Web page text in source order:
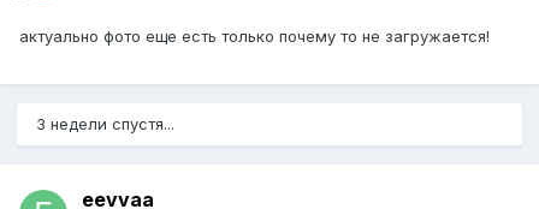
актуально фото еще есть только почему то не загружается!
3 недели спустя...
eevvaa